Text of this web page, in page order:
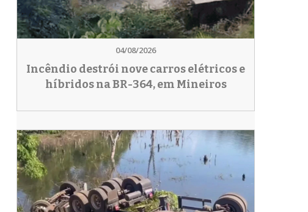
04/08/2026
Incêndio destrói nove carros elétricos e
híbridos na BR-364, em Mineiros